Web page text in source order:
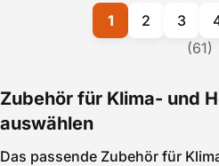
(61)
1 2 3
Zubehör für Klima- und
auswählen
Das passende Zubehör für